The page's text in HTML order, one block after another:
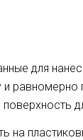
для
и
на